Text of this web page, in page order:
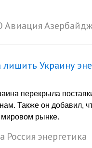
Авиация
Украину
перекрыла
Также он добавил,
мировом рынке.
Россия энергетика